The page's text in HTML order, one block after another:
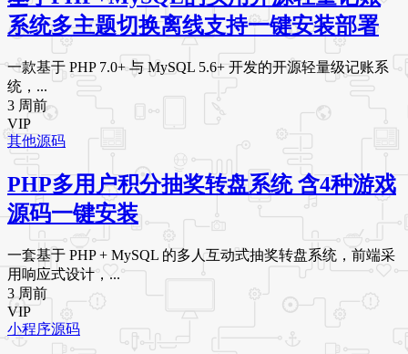
系统多主题切换离线支持一键安装部署
一款基于 PHP 7.0+ 与 MySQL 5.6+ 开发的开源轻量级记账系
统，...
3 周前
VIP
其他源码
PHP多用户积分抽奖转盘系统 含4种游戏
源码一键安装
一套基于 PHP + MySQL 的多人互动式抽奖转盘系统，前端采
用响应式设计，...
3 周前
VIP
小程序源码